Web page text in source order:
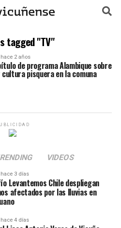
tagged "TV"
hace 2 años
de programa Alambique sobre
pisquera en la comuna
VIDEOS
hace 3 días
Levantemos Chile despliegan
afectados por las lluvias en
hace 4 días